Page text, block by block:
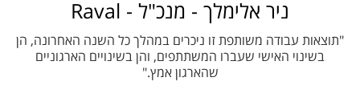
ניר אלימלך - מנכ"ל - Raval
"תוצאות עבודה משותפת זו ניכרים במהלך כל השנה האחרונה, הן
בשינוי האישי שעברו המשתתפים, והן בשינויים הארגוניים
שהארגון אמץ."